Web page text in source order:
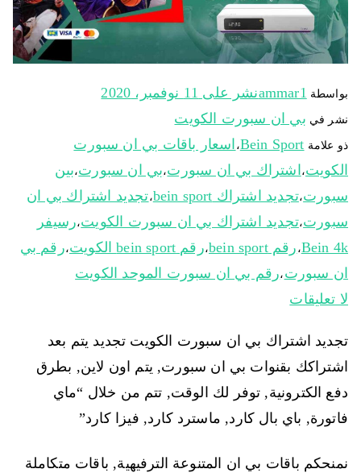
بواسطة ammar1نشر على 11 نوفمبر، 2020
نشر في بي ان سبورت الكويت
ذو علامة Bein Sport، اسعار باقات بي ان سبورت
الكويت، اشتراك بي ان سبورت،بي ان سبورت،بين
سبورت،تجديد اشتراك bein sport ،تجديد اشتراك بي ان
سبورت،تجديد اشتراك بي ان سبورت الكويت،رسيفر
Bein 4k، رقم bein sport ،رقم bein sport الكويت ،رقم بي
ان سبورت ،رقم بي ان سبورت الموحد الكويت
لا تعليقات
تجديد اشتراك بي ان سبورت الكويت تجديد يتم بعد
اشتراكك بقنوات بي ان سبورت, يتم اون لاين, بطرق
دفع الكترونية, توفر لك الوقت, تتم من خلال “ماي
فاتورة, باي بال كارد, ماسترد كارد, فيزا كارد”
نمنحكم باقات بي ان المتنوعة الترفيهية, باقات متكاملة